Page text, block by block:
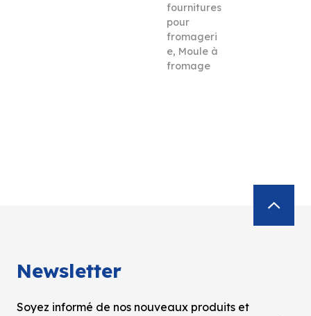
fournitures
pour
fromageri
e, Moule à
fromage
Newsletter
Soyez informé de nos nouveaux produits et